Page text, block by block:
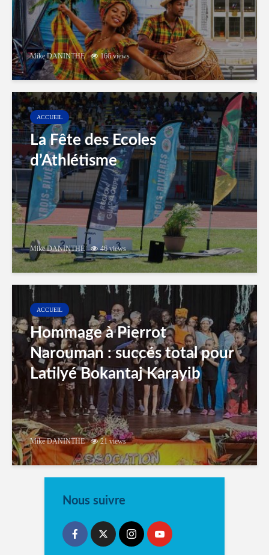
Mike DANINTHE 166 views
ACCUEIL
La Fête des Ecoles
d’Athlétisme
Mike DANINTHE 46 views
ACCUEIL
Hommage à Pierrot
Narouman : succés total pour
Latilyé Bokantaj Karayib
Mike DANINTHE 21 views
Nous suivre